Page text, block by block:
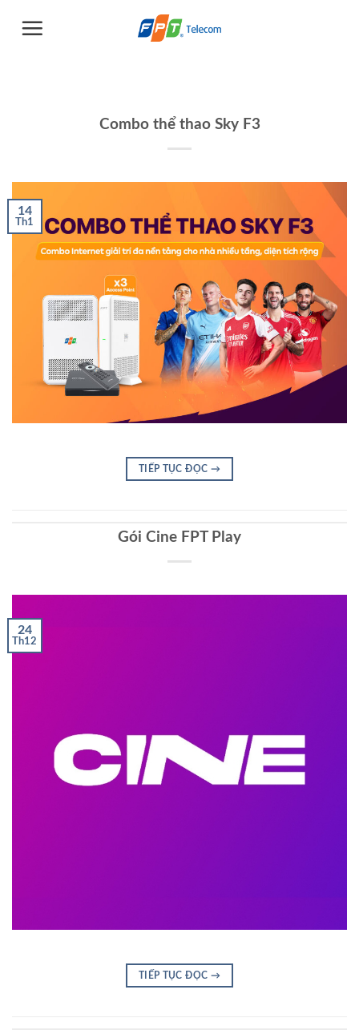
Combo thể thao Sky F3
14
Th1
TIẾP TỤC ĐỌC →
Gói Cine FPT Play
24
Th12
TIẾP TỤC ĐỌC →